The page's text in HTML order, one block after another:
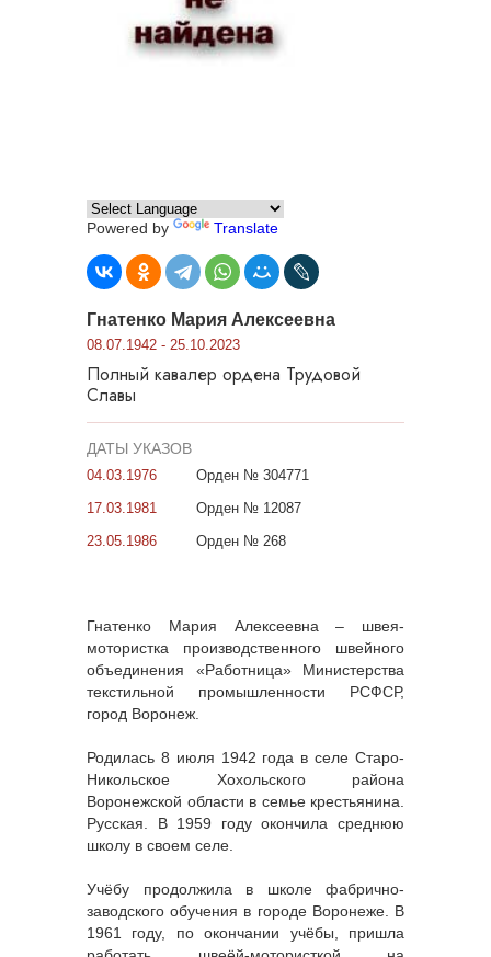
Powered by Translate
Гнатенко Мария Алексеевна
08.07.1942 - 25.10.2023
Полный кавалер ордена Трудовой
Славы
ДАТЫ УКАЗОВ
04.03.1976
Орден № 304771
17.03.1981
Орден № 12087
23.05.1986
Орден № 268
Гнатенко Мария Алексеевна – швея-
мотористка производственного швейного
объединения «Работница» Министерства
текстильной промышленности РСФСР,
город Воронеж.
Родилась 8 июля 1942 года в селе Старо-
Никольское Хохольского района
Воронежской области в семье крестьянина.
Русская. В 1959 году окончила среднюю
школу в своем селе.
Учёбу продолжила в школе фабрично-
заводского обучения в городе Воронеже. В
1961 году, по окончании учёбы, пришла